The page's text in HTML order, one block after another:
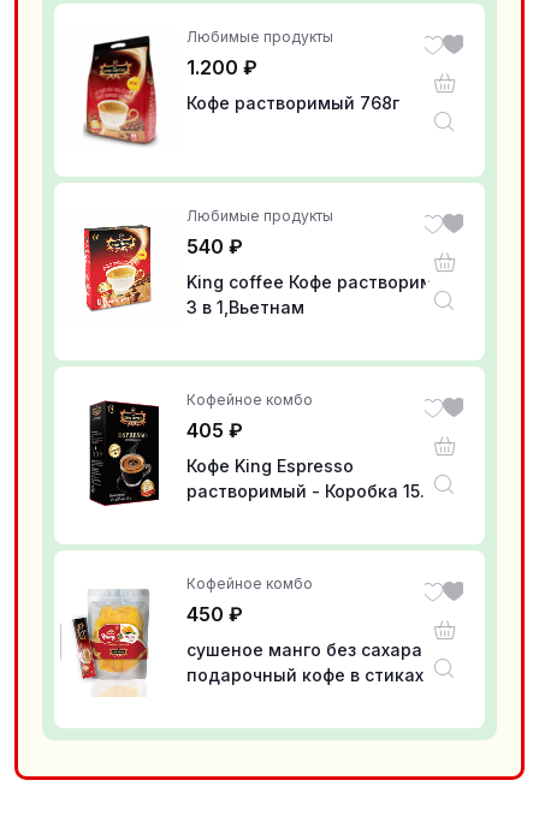
Любимые продукты
1.200 ₽
Кофе растворимый 768г
Любимые продукты
540 ₽
King coffee Кофе растворимый
3 в 1,Вьетнам
Кофейное комбо
405 ₽
Кофе King Espresso
растворимый - Коробка 15
Кофейное комбо
450 ₽
сушеное манго без сахара +
подарочный кофе в стиках